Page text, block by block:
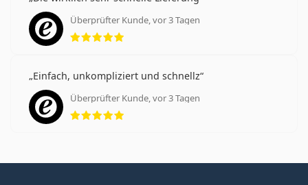
Überprüfter Kunde, vor 3 Tagen
Bewertung 5 aus 5
Einfach, unkompliziert und schnellz
Überprüfter Kunde, vor 3 Tagen
Bewertung 5 aus 5